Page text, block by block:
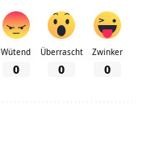
Wütend
0
Überrascht
0
Zwinker
0